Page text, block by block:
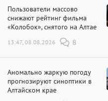
Пользователи массово
снижают рейтинг фильма
«Колобок», снятого на Алтае
13:47, 08.08.2026 8
Аномально жаркую погоду
прогнозируют синоптики в
Алтайском крае